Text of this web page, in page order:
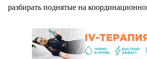
разбирать поднятые на